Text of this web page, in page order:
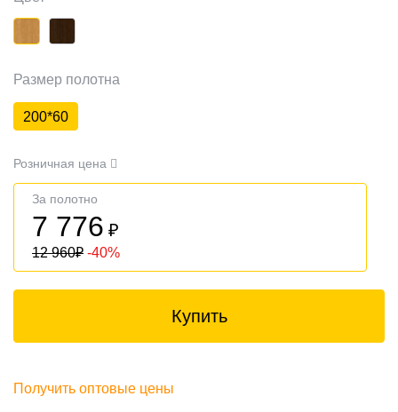
Размер полотна
200*60
Розничная цена
За полотно
7 776 ₽
12 960₽ -40%
Купить
Получить оптовые цены